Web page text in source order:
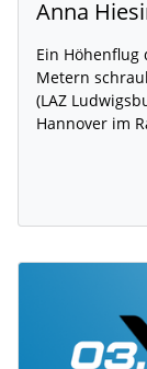
Ein Höhenflug
Metern
(LAZ
Hannover im